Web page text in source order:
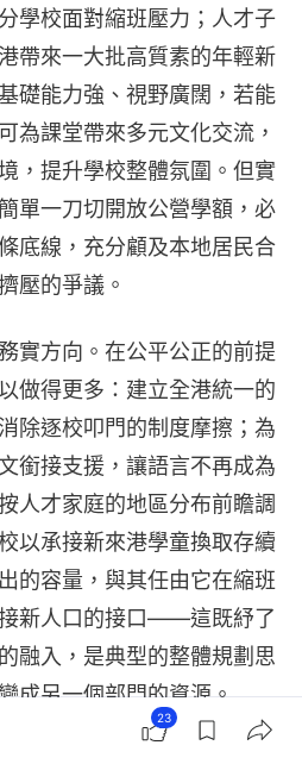
學校面對縮班壓力；人才子
帶來一大批高質素的年輕新
礎能力強、視野廣闊，若能
為課堂帶來多元文化交流，
，提升學校整體氛圍。但實
單一刀切開放公營學額，必
底線，充分顧及本地居民合
壓的爭議。
實方向。在公平公正的前提
得更多：建立全港統一的
除逐校叩門的制度摩擦；為
銜接支援，讓語言不再成為
人才家庭的地區分布前瞻調
以承接新來港學童換取存續
的容量，與其任由它在縮班
新人口的接口——這既紓了
融入，是典型的整體規劃思
成另一個部門的資源。
23